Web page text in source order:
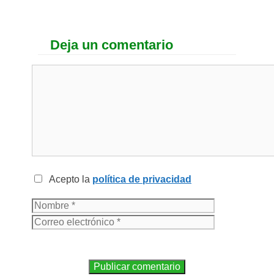
Deja un comentario
Acepto la política de privacidad